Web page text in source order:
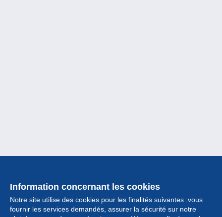
Information concernant les cookies
Notre site utilise des cookies pour les finalités suivantes :vous
fournir les services demandés, assurer la sécurité sur notre